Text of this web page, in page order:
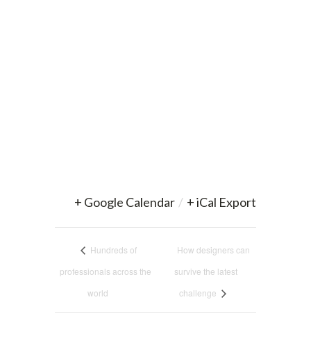
+ Google Calendar / + iCal Export
Hundreds of
professionals across the
world
How designers can
survive the latest
challenge